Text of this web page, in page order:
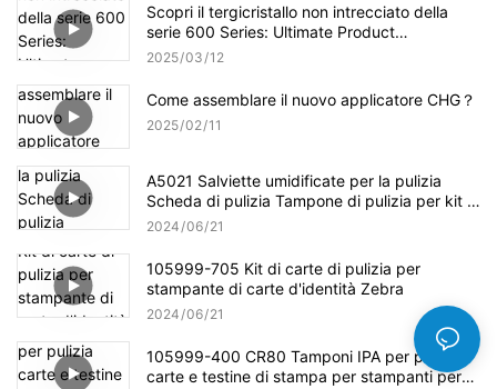
Scopri il tergicristallo non intrecciato della
serie 600 Series: Ultimate Product
Panoramica
2025 03 12
Come assemblare il nuovo applicatore CHG？
2025 02 11
A5021 Salviette umidificate per la pulizia
Scheda di pulizia Tampone di pulizia per kit di
pulizia Evolis
2024 06 21
105999-705 Kit di carte di pulizia per
stampante di carte d'identità Zebra
2024 06 21
105999-400 CR80 Tamponi IPA per pulizia
carte e testine di stampa per stampanti per